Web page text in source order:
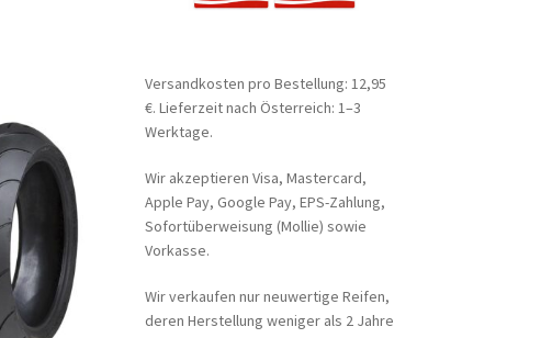
Versandkosten pro Bestellung: 12,95
€. Lieferzeit nach Österreich: 1–3
Werktage.
Wir akzeptieren Visa, Mastercard,
Apple Pay, Google Pay, EPS-Zahlung,
Sofortüberweisung (Mollie) sowie
Vorkasse.
Wir verkaufen nur neuwertige Reifen,
deren Herstellung weniger als 2 Jahre